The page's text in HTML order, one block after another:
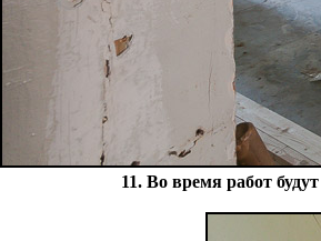
11. Во время работ